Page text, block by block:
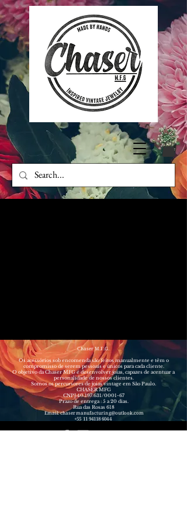
Chaser M.F.G.
Os acessórios sob encomenda são feitos manualmente e têm o
compromisso de serem pessoais e únicos para cada cliente.
O objetivo da Chaser MFG é desenvolver joias, capazes de acentuar a
personalidade de nossos clientes.
Somos os percursores de joias vintage em São Paulo.​
CHASER MFG
CNPJ:40.197.631/0001-67
Prazo de entrega : 5 a 20 dias.
Rua das Rosas 618
Email:chasermanufacturing@outlook.com
+55 11 94118 6044